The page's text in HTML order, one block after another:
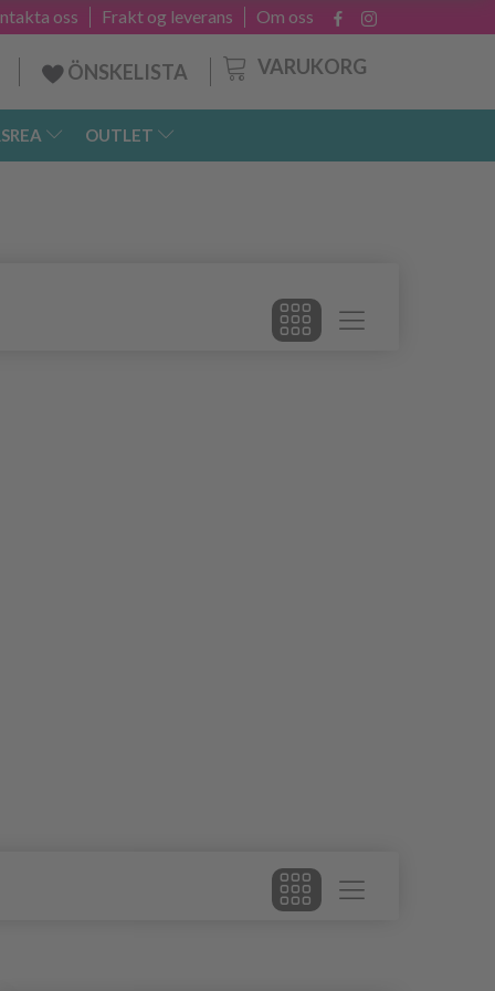
Om oss
Frakt og leverans
oss
VARUKORG
ÖNSKELISTA
OUTLET